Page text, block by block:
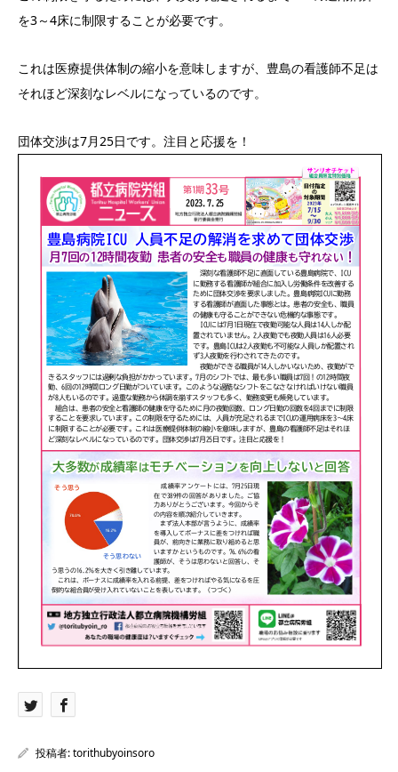
を3～4床に制限することが必要です。
これは医療提供体制の縮小を意味しますが、豊島の看護師不足は
それほど深刻なレベルになっているのです。
団体交渉は7月25日です。注目と応援を！
投稿者:torithubyoinsoro